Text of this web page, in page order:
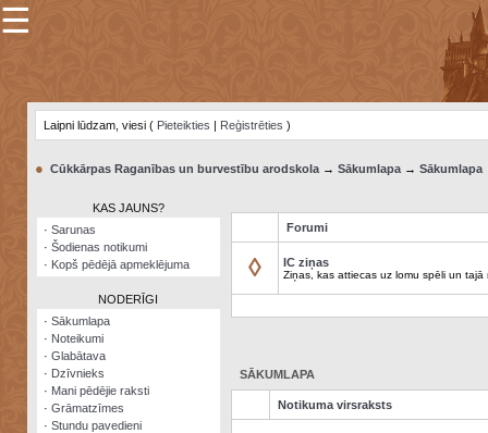
×
Šodienas
notikumi
Visatcera
almanahs
Arhīvs
☰
Laipni lūdzam, viesi ( Pieteikties | Reģistrēties )
● Cūkkārpas Raganības un burvestību arodskola→ Sākumlapa→ Sākumlapa
KAS JAUNS?
· Sarunas
· Šodienas notikumi
· Kopš pēdējā apmeklējuma
NODERĪGI
· Sākumlapa
· Noteikumi
· Glabātava
· Dzīvnieks
· Mani pēdējie raksti
· Grāmatzīmes
· Stundu pavedieni
Forumi
◊ IC ziņas
Ziņas, kas attiecas uz lomu spēli un tajā
SĀKUMLAPA
Notikuma virsraksts